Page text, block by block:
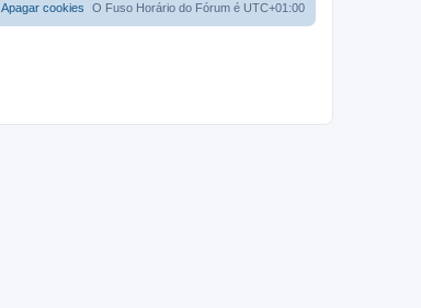
O Fuso Horário do Fórum é UTC+01:00
Apagar cookies